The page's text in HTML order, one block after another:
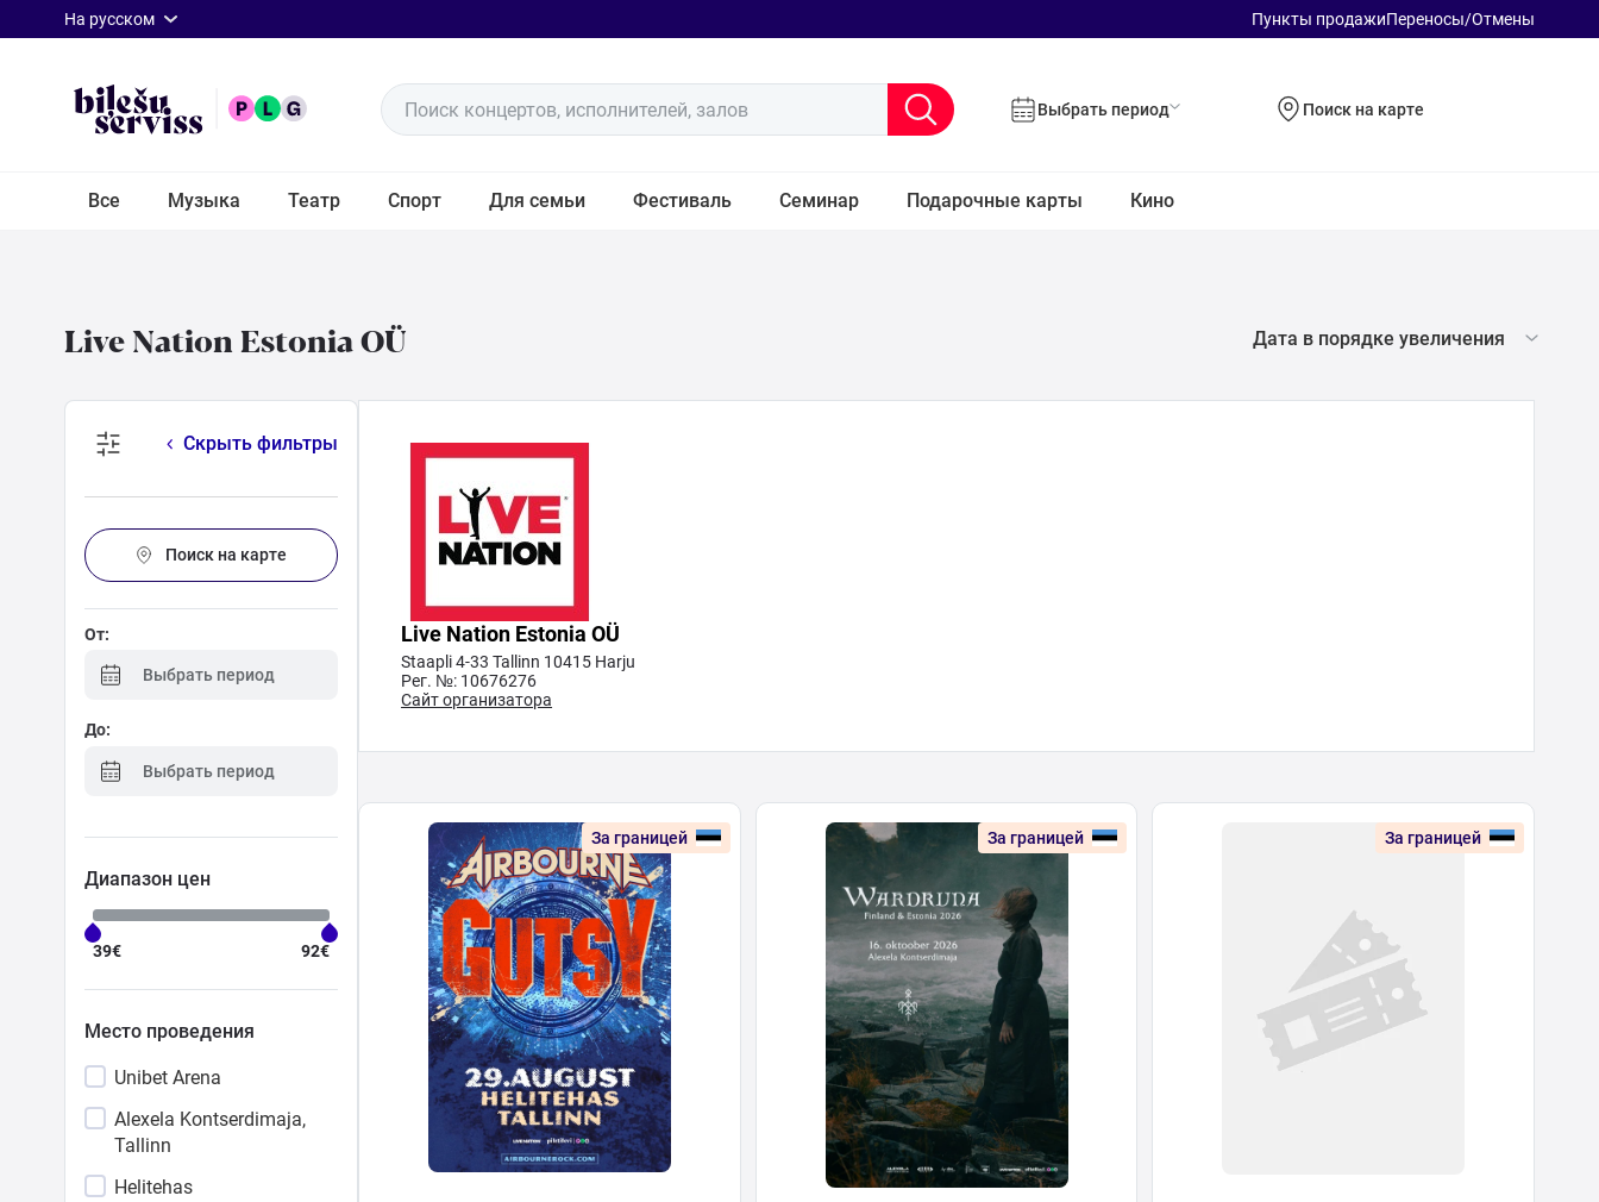
На русском Пункты продажиПepeнocы/Отмены
Поиск концертов, исполнителей, залов Выбрать период Поиск на карте
Фестиваль
Подарочные
карты
Поиск на карте
Выбрать
период
Все Музыка Театр Спорт Для семьи Фестиваль Семинар Подарочные карты Кино
Live Nation Estonia OÜ Дата в порядке увеличения
Скрыть фильтры
Поиск на карте
От:
Выбрать период
До:
Выбрать период
Диапазон цен
39€ 92€
Место проведения
Unibet Arena
Alexela Kontserdimaja,
Tallinn
Helitehas
Live Nation Estonia OÜ
Staapli 4-33 Tallinn 10415 Harju
Рег. №: 10676276
Сайт организатора
За границей За границей За границей